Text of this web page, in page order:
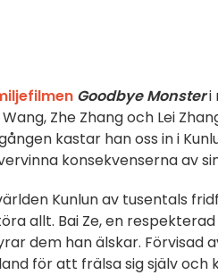
Goodbye Monsteri
Zhe Zhang och Lei
kastar han oss in i
konsekvenserna av
Kunlun av tusentals
allt. Bai Ze, en respekterad
dem han älskar. Förvisad
för att frälsa sig själv